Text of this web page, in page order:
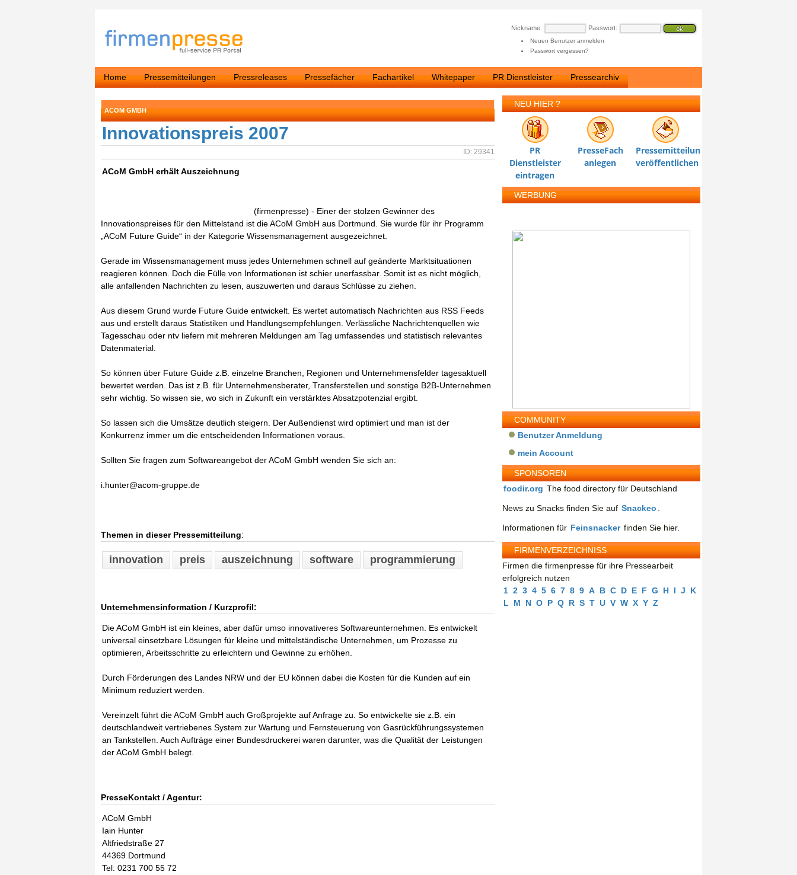
Nickname: Passwort:
Neuen Benutzer anmelden
Passwort vergessen?
Home Pressemitteilungen Pressreleases Pressefächer Fachartikel Whitepaper PR Dienstleister Pressearchiv
ACOM GMBH
Innovationspreis 2007
ID: 29341
ACoM GmbH erhält Auszeichnung
(firmenpresse) - Einer der stolzen Gewinner des
Innovationspreises für den Mittelstand ist die ACoM GmbH aus Dortmund. Sie wurde für ihr Programm
„ACoM Future Guide“ in der Kategorie Wissensmanagement ausgezeichnet.
Gerade im Wissensmanagement muss jedes Unternehmen schnell auf geänderte Marktsituationen
reagieren können. Doch die Fülle von Informationen ist schier unerfassbar. Somit ist es nicht möglich,
alle anfallenden Nachrichten zu lesen, auszuwerten und daraus Schlüsse zu ziehen.
Aus diesem Grund wurde Future Guide entwickelt. Es wertet automatisch Nachrichten aus RSS Feeds
aus und erstellt daraus Statistiken und Handlungsempfehlungen. Verlässliche Nachrichtenquellen wie
Tagesschau oder ntv liefern mit mehreren Meldungen am Tag umfassendes und statistisch relevantes
Datenmaterial.
So können über Future Guide z.B. einzelne Branchen, Regionen und Unternehmensfelder tagesaktuell
bewertet werden. Das ist z.B. für Unternehmensberater, Transferstellen und sonstige B2B-Unternehmen
sehr wichtig. So wissen sie, wo sich in Zukunft ein verstärktes Absatzpotenzial ergibt.
So lassen sich die Umsätze deutlich steigern. Der Außendienst wird optimiert und man ist der
Konkurrenz immer um die entscheidenden Informationen voraus.
Sollten Sie fragen zum Softwareangebot der ACoM GmbH wenden Sie sich an:
i.hunter@acom-gruppe.de
Themen in dieser Pressemitteilung:
innovation preis auszeichnung software programmierung
Unternehmensinformation / Kurzprofil:
Die ACoM GmbH ist ein kleines, aber dafür umso innovativeres Softwareunternehmen. Es entwickelt
universal einsetzbare Lösungen für kleine und mittelständische Unternehmen, um Prozesse zu
optimieren, Arbeitsschritte zu erleichtern und Gewinne zu erhöhen.
Durch Förderungen des Landes NRW und der EU können dabei die Kosten für die Kunden auf ein
Minimum reduziert werden.
Vereinzelt führt die ACoM GmbH auch Großprojekte auf Anfrage zu. So entwickelte sie z.B. ein
deutschlandweit vertriebenes System zur Wartung und Fernsteuerung von Gasrückführungssystemen
an Tankstellen. Auch Aufträge einer Bundesdruckerei waren darunter, was die Qualität der Leistungen
der ACoM GmbH belegt.
PresseKontakt / Agentur:
ACoM GmbH
Iain Hunter
Altfriedstraße 27
44369 Dortmund
Tel: 0231 700 55 72
NEU HIER ?
PR
Dienstleister
eintragen
PresseFach
anlegen
Pressemitteilung
veröffentlichen
WERBUNG
COMMUNITY
Benutzer Anmeldung
mein Account
SPONSOREN
foodir.org The food directory für Deutschland
News zu Snacks finden Sie auf Snackeo
Informationen für Feinsnacker finden Sie hier.
FIRMENVERZEICHNISS
Firmen die firmenpresse für ihre Pressearbeit
erfolgreich nutzen
1 2 3 4 5 6 7 8 9 A B C D E F G H I J
K
L
M N O P Q R S T U V W X Y Z